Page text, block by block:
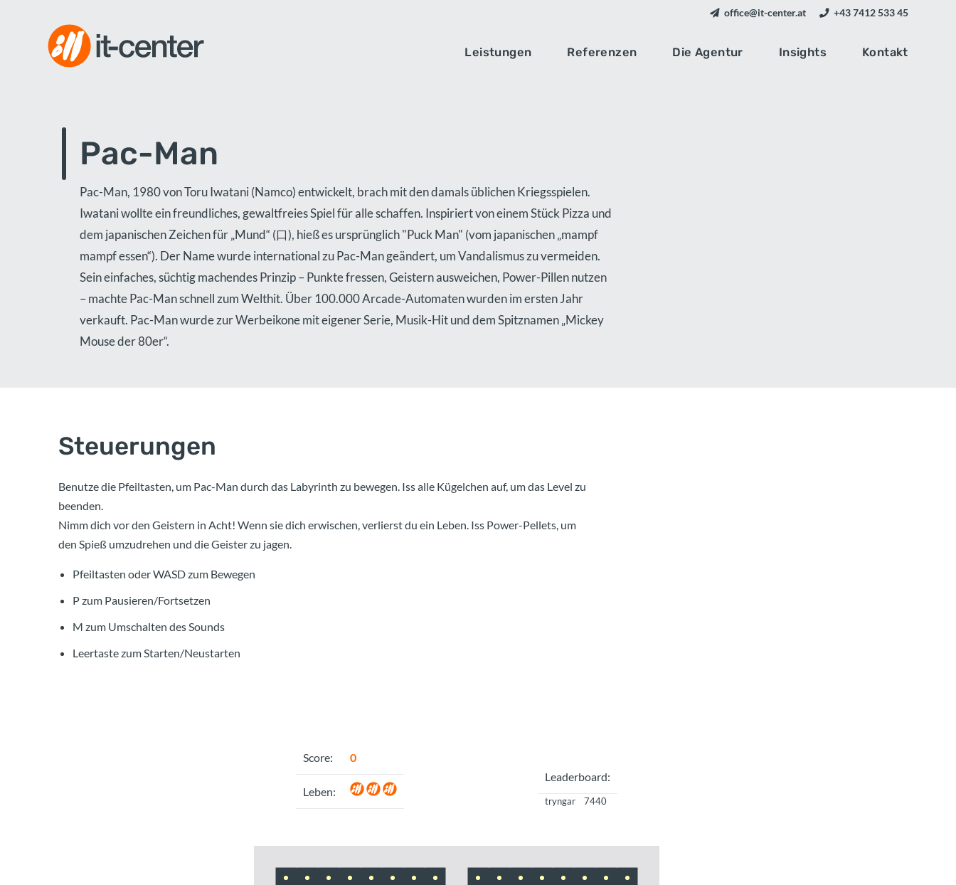
office@it-center.at +43 7412 533 45
Leistungen Referenzen Die Agentur Insights Kontakt
Pac-Man
Pac-Man, 1980 von Toru Iwatani (Namco) entwickelt, brach mit den damals üblichen Kriegsspielen.
Iwatani wollte ein freundliches, gewaltfreies Spiel für alle schaffen. Inspiriert von einem Stück Pizza und
dem japanischen Zeichen für „Mund“ (口), hieß es ursprünglich "Puck Man" (vom japanischen „mampf
mampf essen“). Der Name wurde international zu Pac-Man geändert, um Vandalismus zu vermeiden.
Sein einfaches, süchtig machendes Prinzip – Punkte fressen, Geistern ausweichen, Power-Pillen nutzen
– machte Pac-Man schnell zum Welthit. Über 100.000 Arcade-Automaten wurden im ersten Jahr
verkauft. Pac-Man wurde zur Werbeikone mit eigener Serie, Musik-Hit und dem Spitznamen „Mickey
Mouse der 80er“.
Steuerungen
Benutze die Pfeiltasten, um Pac-Man durch das Labyrinth zu bewegen. Iss alle Kügelchen auf, um das Level zu
beenden.
Nimm dich vor den Geistern in Acht! Wenn sie dich erwischen, verlierst du ein Leben. Iss Power-Pellets, um
den Spieß umzudrehen und die Geister zu jagen.
Pfeiltasten oder WASD zum Bewegen
P zum Pausieren/Fortsetzen
M zum Umschalten des Sounds
Leertaste zum Starten/Neustarten
Score: 0
Leben:
Leaderboard:
tryngar 7440